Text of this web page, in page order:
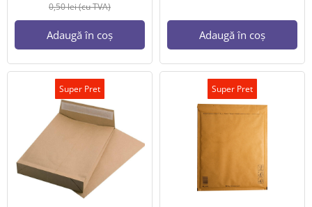
0,50lei(cu TVA)
Adaugă în coș Adaugă în coș
Super Pret Super Pret